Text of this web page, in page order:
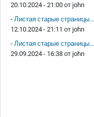
20.10.2024 - 21:00 от john
- Листая старые страницы...
12.10.2024 - 21:11 от john
- Листая старые страницы...
29.09.2024 - 16:38 от john